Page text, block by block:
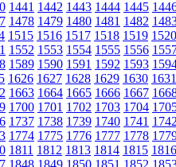
1441 1442 1443 1444 1445
1478 1479 1480 1481 1482
1515 1516 1517 1518 1519 1520
1552 1553 1554 1555 1556
1589 1590 1591 1592 1593
1626 1627 1628 1629 1630 1631
1663 1664 1665 1666 1667
1700 1701 1702 1703 1704
1737 1738 1739 1740 1741 1742
1774 1775 1776 1777 1778
1811 1812 1813 1814 1815 1816